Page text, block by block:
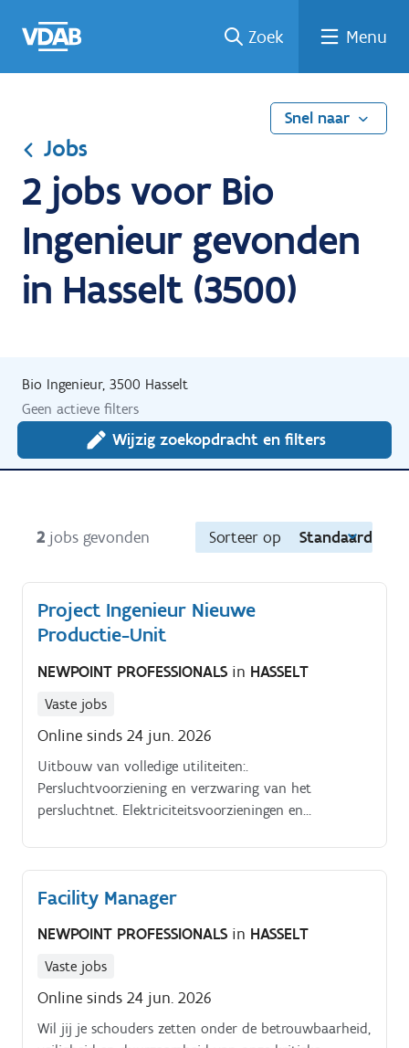
naar
een
een
job
naar
Zoek Menu
Snel naar
Jobs
2 jobs voor Bio
Ingenieur gevonden
in Hasselt (3500)
Bio Ingenieur, 3500 Hasselt
Geen actieve filters
Wijzig zoekopdracht en filters
2 jobs gevonden Sorteer op Standaard
Project Ingenieur Nieuwe
Productie-Unit
NEWPOINT PROFESSIONALS in HASSELT
Vaste jobs
Online sinds 24 jun. 2026
Uitbouw van volledige utiliteiten:.
Persluchtvoorziening en verzwaring van het
persluchtnet. Elektriciteitsvoorzieningen en
Facility Manager
NEWPOINT PROFESSIONALS in HASSELT
Vaste jobs
Online sinds 24 jun. 2026
Wil jij je schouders zetten onder de betrouwbaarheid,